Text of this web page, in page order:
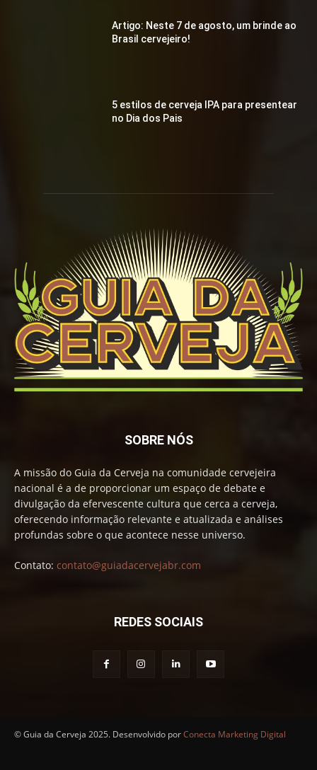
Artigo: Neste 7 de agosto, um brinde ao
Brasil cervejeiro!
5 estilos de cerveja IPA para presentear
no Dia dos Pais
SOBRE NÓS
A missão do Guia da Cerveja na comunidade cervejeira
nacional é a de proporcionar um espaço de debate e
divulgação da efervescente cultura que cerca a cerveja,
oferecendo informação relevante e atualizada e análises
profundas sobre o que acontece nesse universo.
Contato: contato@guiadacervejabr.com
REDES SOCIAIS
© Guia da Cerveja 2025. Desenvolvido porConecta Marketing Digital